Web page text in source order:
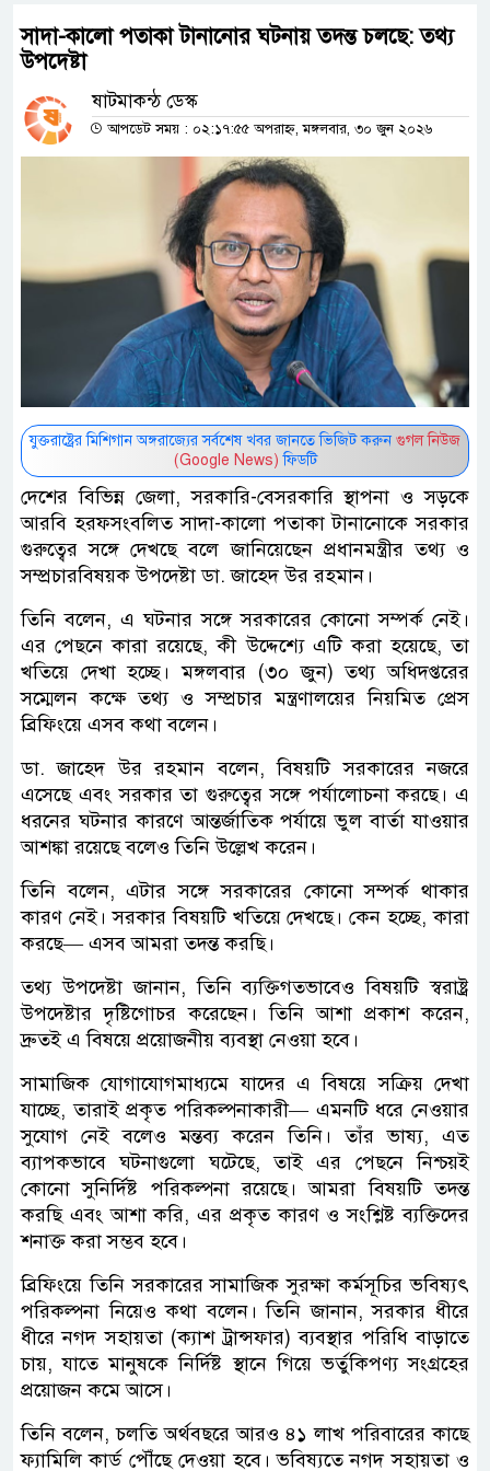
সাদা-কালো পতাকা টানানোর ঘটনায় তদন্ত চলছে: তথ্য
উপদেষ্টা
ষাটমাকন্ঠ ডেস্ক
আপডেট সময় : ০২:১৭:৫৫ অপরাহ্ন, মঙ্গলবার, ৩০ জুন ২০২৬
যুক্তরাষ্ট্রের মিশিগান অঙ্গরাজ্যের সর্বশেষ খবর জানতে ভিজিট করুন গুগল নিউজ
(Google News) ফিডটি
দেশের বিভিন্ন জেলা, সরকারি-বেসরকারি স্থাপনা ও সড়কে
আরবি হরফসংবলিত সাদা-কালো পতাকা টানানোকে সরকার
গুরুত্বের সঙ্গে দেখছে বলে জানিয়েছেন প্রধানমন্ত্রীর তথ্য ও
সম্প্রচারবিষয়ক উপদেষ্টা ডা. জাহেদ উর রহমান।
তিনি বলেন, এ ঘটনার সঙ্গে সরকারের কোনো সম্পর্ক নেই।
এর পেছনে কারা রয়েছে, কী উদ্দেশ্যে এটি করা হয়েছে, তা
খতিয়ে দেখা হচ্ছে। মঙ্গলবার (৩০ জুন) তথ্য অধিদপ্তরের
সম্মেলন কক্ষে তথ্য ও সম্প্রচার মন্ত্রণালয়ের নিয়মিত প্রেস
ব্রিফিংয়ে এসব কথা বলেন।
ডা. জাহেদ উর রহমান বলেন, বিষয়টি সরকারের নজরে
এসেছে এবং সরকার তা গুরুত্বের সঙ্গে পর্যালোচনা করছে। এ
ধরনের ঘটনার কারণে আন্তর্জাতিক পর্যায়ে ভুল বার্তা যাওয়ার
আশঙ্কা রয়েছে বলেও তিনি উল্লেখ করেন।
তিনি বলেন, এটার সঙ্গে সরকারের কোনো সম্পর্ক থাকার
কারণ নেই। সরকার বিষয়টি খতিয়ে দেখছে। কেন হচ্ছে, কারা
করছে— এসব আমরা তদন্ত করছি।
তথ্য উপদেষ্টা জানান, তিনি ব্যক্তিগতভাবেও বিষয়টি স্বরাষ্ট্র
উপদেষ্টার দৃষ্টিগোচর করেছেন। তিনি আশা প্রকাশ করেন,
দ্রুতই এ বিষয়ে প্রয়োজনীয় ব্যবস্থা নেওয়া হবে।
সামাজিক যোগাযোগমাধ্যমে যাদের এ বিষয়ে সক্রিয় দেখা
যাচ্ছে, তারাই প্রকৃত পরিকল্পনাকারী— এমনটি ধরে নেওয়ার
সুযোগ নেই বলেও মন্তব্য করেন তিনি। তাঁর ভাষ্য, এত
ব্যাপকভাবে ঘটনাগুলো ঘটেছে, তাই এর পেছনে নিশ্চয়ই
কোনো সুনির্দিষ্ট পরিকল্পনা রয়েছে। আমরা বিষয়টি তদন্ত
করছি এবং আশা করি, এর প্রকৃত কারণ ও সংশ্লিষ্ট ব্যক্তিদের
শনাক্ত করা সম্ভব হবে।
ব্রিফিংয়ে তিনি সরকারের সামাজিক সুরক্ষা কর্মসূচির ভবিষ্যৎ
পরিকল্পনা নিয়েও কথা বলেন। তিনি জানান, সরকার ধীরে
ধীরে নগদ সহায়তা (ক্যাশ ট্রান্সফার) ব্যবস্থার পরিধি বাড়াতে
চায়, যাতে মানুষকে নির্দিষ্ট স্থানে গিয়ে ভর্তুকিপণ্য সংগ্রহের
প্রয়োজন কমে আসে।
তিনি বলেন, চলতি অর্থবছরে আরও ৪১ লাখ পরিবারের কাছে
ফ্যামিলি কার্ড পৌঁছে দেওয়া হবে। ভবিষ্যতে নগদ সহায়তা ও